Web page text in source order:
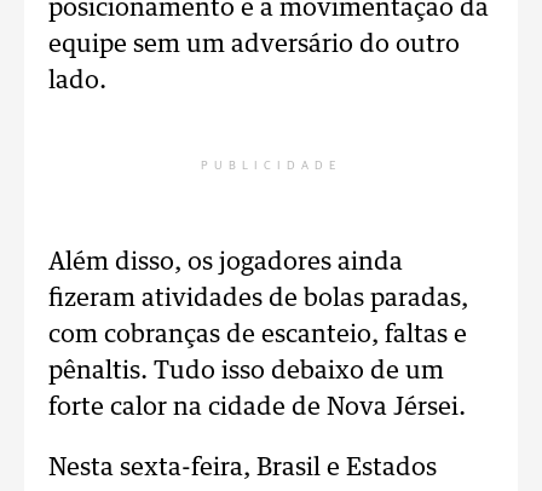
posicionamento e a movimentação da
equipe sem um adversário do outro
lado.
PUBLICIDADE
Além disso, os jogadores ainda
fizeram atividades de bolas paradas,
com cobranças de escanteio, faltas e
pênaltis. Tudo isso debaixo de um
forte calor na cidade de Nova Jérsei.
Nesta sexta-feira, Brasil e Estados